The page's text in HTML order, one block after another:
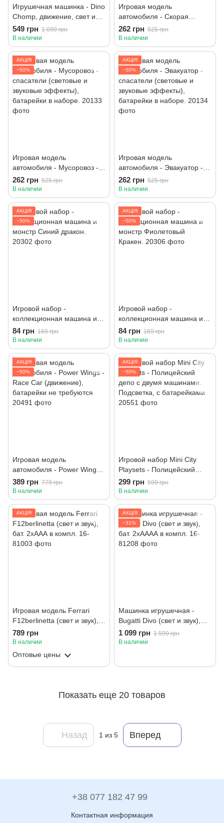
Игрушечная машинка - Dino
Chomp, движение, свет и
звук
549 грн 1 099 грн
В наличии
Игровая модель
автомобиля - Скорая
помощь - спасатели
(световые и звуковые
эффекты), батарейки в
наборе.
262 грн 525 грн
В наличии
АКЦІЯ
−50%
Игровая модель
автомобиля - Мусоровоз -
спасатели (световые и
звуковые эффекты),
батарейки в наборе.
262 грн 525 грн
В наличии
АКЦІЯ
−50%
Игровая модель
автомобиля - Эвакуатор -
спасатели (световые и
звуковые эффекты),
батарейки в наборе.
262 грн 525 грн
В наличии
АКЦІЯ
−50%
Игровой набор -
коллекционная машина и
монстр Синий дракон.
84 грн 169 грн
В наличии
АКЦІЯ
−50%
Игровой набор -
коллекционная машина и
монстр Фиолетовый
Кракен.
84 грн 169 грн
В наличии
АКЦІЯ
−50%
Игровая модель
автомобиля - Power Wings -
Race Car (движение),
батарейки не требуются
389 грн 779 грн
В наличии
АКЦІЯ
−50%
Игровой набор Mini City
Playsets - Полицейский
депо с двумя машинами.
Подсветка, с батарейками
299 грн 599 грн
В наличии
АКЦІЯ
Игровая модель Ferrari
F12berlinetta (свет и звук),
бат. 2хААА в компл.
789 грн
В наличии
Оптовые цены
АКЦІЯ
−31%
Машинка игрушечная -
Bugatti Divo (свет и звук),
бат. 2хАААА в компл.
1 099 грн 1 599 грн
В наличии
Показать еще 20 товаров
Назад 1 из 5 Вперед
+38 077 182 47 99
Контактная информация